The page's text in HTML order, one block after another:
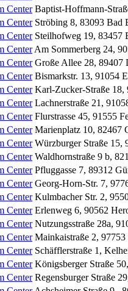
Center Baptist-Hoffmann-
Center Ströbing 8, 83093 Bad
Center Steilhofweg 19, 83457
Center Am Sommerberg 24,
Center Große Allee 28, 89407
Center Bismarkstr. 13, 91054
Center Karl-Zucker-Straße 18,
Center Lachnerstraße 21 ,
Center Flurstrasse 45, 91555
Center Marienplatz 10, 82467
Center Würzburger Straße 15,
Center Waldhornstraße 9 b,
Center Pfluggasse 7, 89312
Center Georg-Horn-Str. 7,
Center Kulmbacher Str. 2,
Center Erlenweg 6, 90562
Center Nutzungsstraße 28a,
Center Mainkaistraße 2, 97753
Center Schäfflerstraße 1 ,
Center Königsberger Straße 50,
Center Regensburger Straße 29